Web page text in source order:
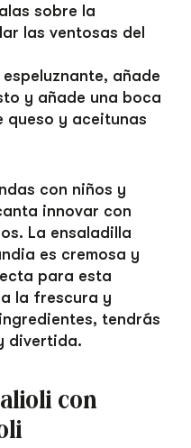
sobre la
las ventosas del
añade
y añade una boca
queso y aceitunas
con niños y
innovar con
La ensaladilla
es cremosa y
para esta
la frescura y
tendrás
divertida.
con